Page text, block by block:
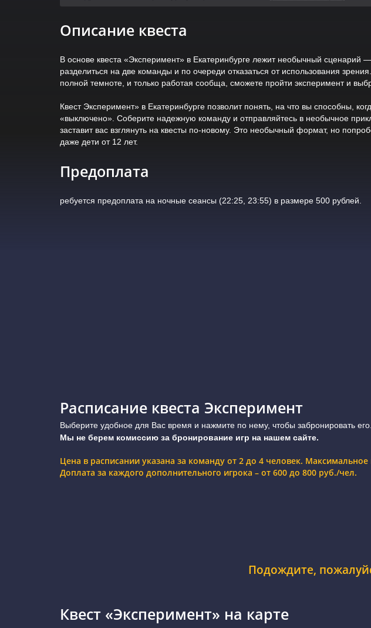
Описание квеста
В основе квеста «Эксперимент» в Екатеринбурге лежит необычный сценарий
разделиться на две команды и по очереди отказаться от использования
полной темноте, и только работая сообща, сможете пройти эксперимент и
Квест Эксперимент» в Екатеринбурге позволит понять, на что вы способны,
«выключено». Соберите надежную команду и отправляйтесь в необычное
заставит вас взглянуть на квесты по-новому. Это необычный формат, но
даже дети от 12 лет.
Предоплата
ребуется предоплата на ночные сеансы (22:25, 23:55) в размере 500 рублей.
Расписание квеста Эксперимент
Выберите удобное для Вас время и нажмите по нему, чтобы забронировать его.
Мы не берем комиссию за бронирование игр на нашем сайте.
Цена в расписании указана за команду от 2 до 4 человек. Максимальное
Доплата за каждого дополнительного игрока – от 600 до 800 руб./чел.
Подождите,
Квест «Эксперимент» на карте